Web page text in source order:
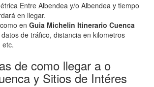
Entre Albendea y/o Albendea y tiempo
en llegar.
en Guia Michelin Itinerario Cuenca
de tráfico, distancia en kilometros
etc.
de como llegar a o
y Sitios de Intéres